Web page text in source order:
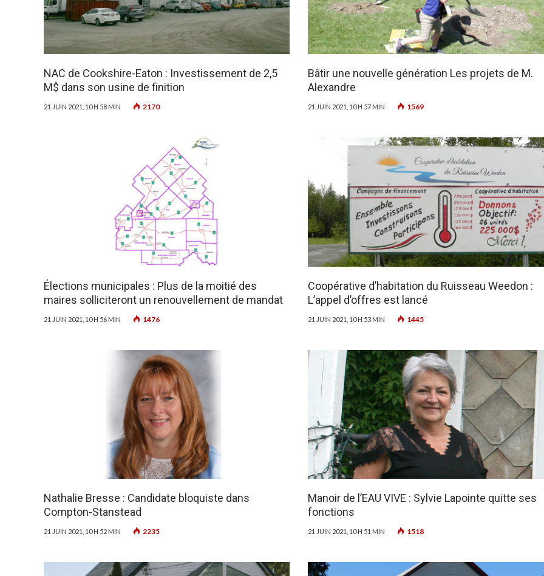
NAC de Cookshire-Eaton : Investissement de 2,5
M$ dans son usine de finition
21 JUIN 2021, 10 H 58 MIN 2170
Bâtir une nouvelle génération Les projets de M.
Alexandre
21 JUIN 2021, 10 H 57 MIN 1569
Élections municipales : Plus de la moitié des
maires solliciteront un renouvellement de mandat
21 JUIN 2021, 10 H 56 MIN 1476
Coopérative d’habitation du Ruisseau Weedon :
L’appel d’offres est lancé
21 JUIN 2021, 10 H 53 MIN 1445
Nathalie Bresse : Candidate bloquiste dans
Compton-Stanstead
21 JUIN 2021, 10 H 52 MIN 2235
Manoir de l’EAU VIVE : Sylvie Lapointe quitte ses
fonctions
21 JUIN 2021, 10 H 51 MIN 1518